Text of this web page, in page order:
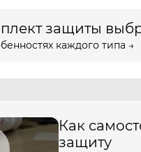
защиты
каждого типа →
Как
защиту